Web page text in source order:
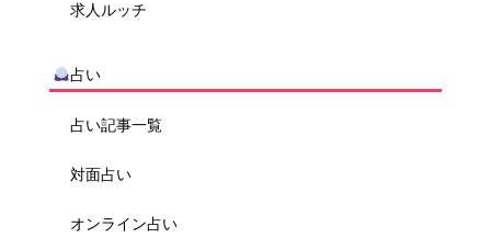
求人ルッチ
占い
占い記事一覧
対面占い
オンライン占い